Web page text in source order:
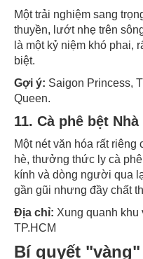
Một trải nghiệm sang
thuyền, lướt nhẹ trên
là một kỷ niệm khó phai,
biệt.
Gợi ý: Saigon Princess,
Queen.
11. Cà phê bệt
Một nét văn hóa rất riêng
hè, thưởng thức ly cà
kính và dòng người qua
gần gũi nhưng đầy chất
Địa chỉ: Xung quanh khu
TP.HCM
Bí quyết